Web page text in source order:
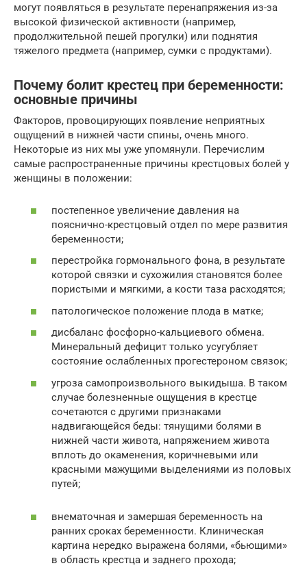
могут появляться в результате перенапряжения из-за
высокой физической активности (например,
продолжительной пешей прогулки) или поднятия
тяжелого предмета (например, сумки с продуктами).
Почему болит крестец при беременности:
основные причины
Факторов, провоцирующих появление неприятных
ощущений в нижней части спины, очень много.
Некоторые из них мы уже упомянули. Перечислим
самые распространенные причины крестцовых болей у
женщины в положении:
постепенное увеличение давления на
пояснично-крестцовый отдел по мере развития
беременности;
перестройка гормонального фона, в результате
которой связки и сухожилия становятся более
пористыми и мягкими, а кости таза расходятся;
патологическое положение плода в матке;
дисбаланс фосфорно-кальциевого обмена.
Минеральный дефицит только усугубляет
состояние ослабленных прогестероном связок;
угроза самопроизвольного выкидыша. В таком
случае болезненные ощущения в крестце
сочетаются с другими признаками
надвигающейся беды: тянущими болями в
нижней части живота, напряжением живота
вплоть до окаменения, коричневыми или
красными мажущими выделениями из половых
путей;
внематочная и замершая беременность на
ранних сроках беременности. Клиническая
картина нередко выражена болями, «бьющими»
в область крестца и заднего прохода;